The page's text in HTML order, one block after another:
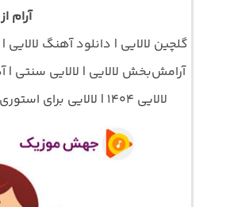
آرام
گلچین لالایی | دانلود آهنگ
آرامش‌بخش لالایی | لالایی سنتی |
لالایی ۱۴۰۴ | لالایی برای استوری | آهنگ لالایی عاشقانه | ریمیکس لالایی